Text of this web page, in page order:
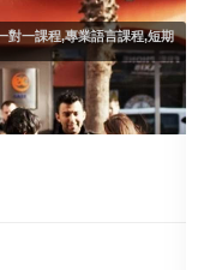
對一課程,專業語言課程,短期